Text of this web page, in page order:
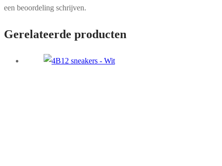
een beoordeling schrijven.
Gerelateerde producten